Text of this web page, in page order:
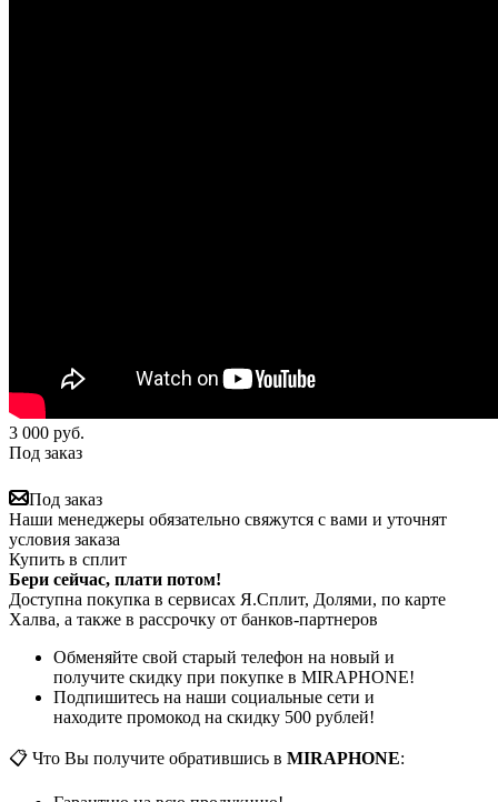
3 000 руб.
Под заказ
Под заказ
Наши менеджеры обязательно свяжутся с вами и уточнят
условия заказа
Купить в сплит
Бери сейчас, плати потом!
Доступна покупка в сервисах Я.Сплит, Долями, по карте
Халва, а также в рассрочку от банков-партнеров
Обменяйте свой старый телефон на новый и
получите скидку при покупке в MIRAPHONE!
Подпишитесь на наши социальные сети и
находите промокод на скидку 500 рублей!
📋 Что Вы получите обратившись в MIRAPHONE: